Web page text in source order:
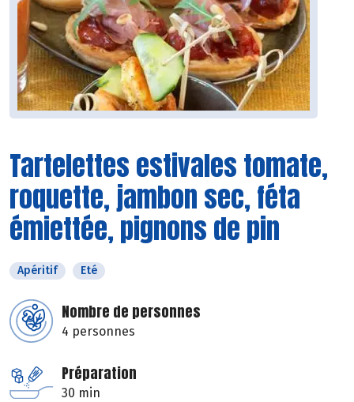
Tartelettes estivales tomate,
roquette, jambon sec, féta
émiettée, pignons de pin
Apéritif Eté
Nombre de personnes
4 personnes
Préparation
30 min